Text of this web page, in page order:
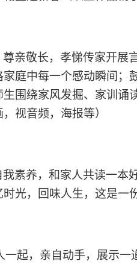
尊亲敬长，孝悌传家开
庭中每一个感动瞬间
围绕家风发掘、家训诵
视音频，海报等）
素养， 和家人共读一本
光，回味人生，这是一
一起，亲自动手，展示一